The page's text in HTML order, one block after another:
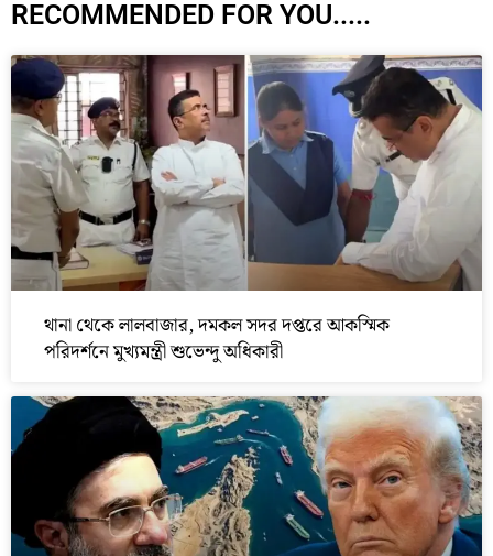
RECOMMENDED FOR YOU.....
থানা থেকে লালবাজার, দমকল সদর দপ্তরে আকস্মিক
পরিদর্শনে মুখ্যমন্ত্রী শুভেন্দু অধিকারী